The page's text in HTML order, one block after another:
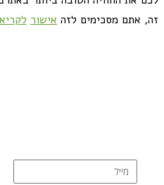
זה, אתם מסכימים לזה אישור